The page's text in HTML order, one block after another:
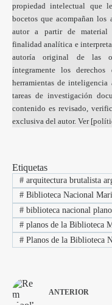
propiedad intelectual que
bocetos que acompañan
autor a partir de material
finalidad analítica e
autoría original de las
íntegramente los
herramientas de
tareas de investigación
contenido es revisado,
exclusiva del autor. Ver [
Etiquetas
#arquitectura brutalista
#Biblioteca Nacional
#biblioteca nacional
#planos de la Biblioteca
#Planos de la Biblioteca
ANTERIOR